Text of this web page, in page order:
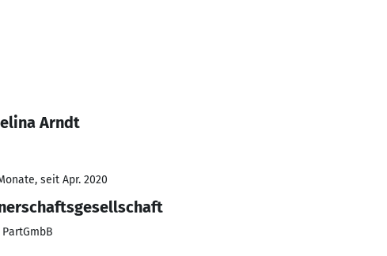
Arndt
seit Apr. 2020